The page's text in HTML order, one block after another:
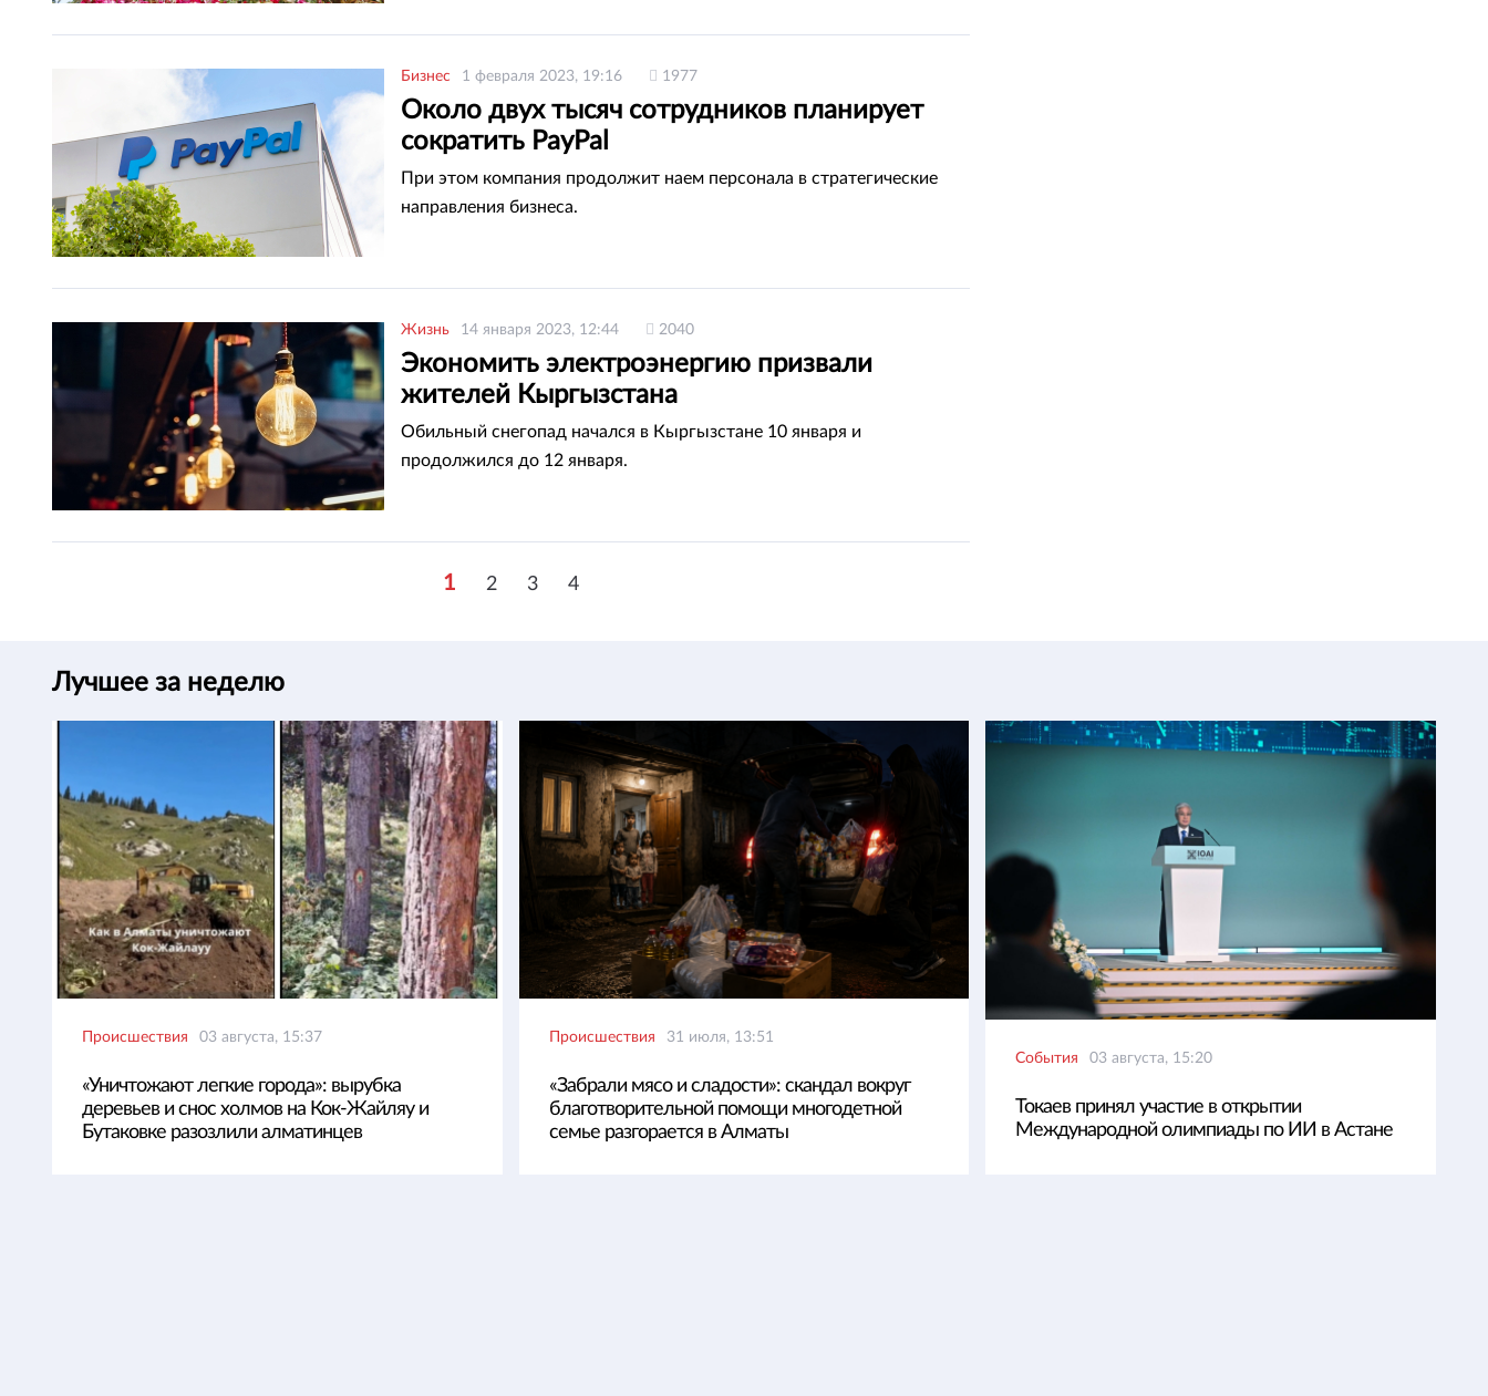
Бизнес 1 февраля 2023, 19:16 1977
Около двух тысяч сотрудников планирует
сократить PayPal
При этом компания продолжит наем персонала в стратегические
направления бизнеса.
Жизнь 14 января 2023, 12:44 2040
Экономить электроэнергию призвали
жителей Кыргызстана
Обильный снегопад начался в Кыргызстане 10 января и
продолжился до 12 января.
1 2 3 4
Лучшее за неделю
Происшествия 03 августа, 15:37
«Уничтожают легкие города»: вырубка
деревьев и снос холмов на Кок-Жайляу и
Бутаковке разозлили алматинцев
Происшествия 31 июля, 13:51
«Забрали мясо и сладости»: скандал вокруг
благотворительной помощи многодетной
семье разгорается в Алматы
События 03 августа, 15:20
Токаев принял участие в открытии
Международной олимпиады по ИИ в Астане